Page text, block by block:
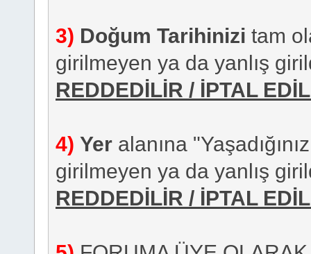
3) Doğum Tarihinizi tam
girilmeyen ya da yanlış
REDDEDİLİR / İPTAL
4) Yer alanına
girilmeyen ya da yanlış
REDDEDİLİR / İPTAL